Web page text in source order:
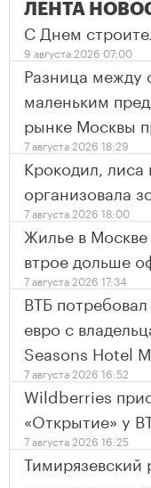
ЛЕНТА
С Днем
9 августа 2026 07:00
Разница
маленьким
рынке Москвы
7 августа 2026 18:29
Крокодил, лиса
организовала
7 августа 2026 18:00
Жилье в Москве
втрое дольше
7 августа 2026 17:34
ВТБ
евро с
Seasons Hotel
7 августа 2026 16:52
Wildberries
«Открытие» у
7 августа 2026 16:25